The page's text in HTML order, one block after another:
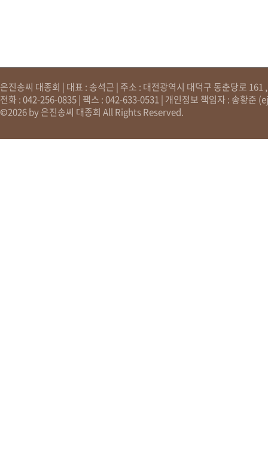
은진송씨 대종회 | 대표 : 송석근 | 주소 : 대전광역시 대덕구 동춘당로
전화 : 042-256-0835 | 팩스 : 042-633-0531 | 개인정보 책임자 : 송황준 (
©2026 by 은진송씨 대종회 All Rights Reserved.